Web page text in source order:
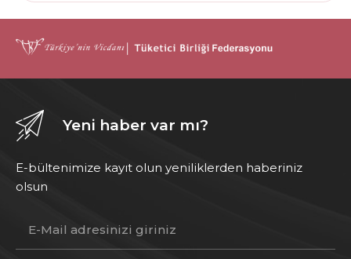
Yeni haber var mı?
E-bültenimize kayıt olun yeniliklerden haberiniz
olsun